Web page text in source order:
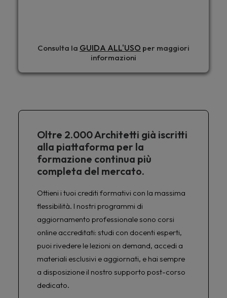
Consulta la GUIDA ALL'USO per maggiori
informazioni
Oltre 2.000 Architetti già iscritti
alla piattaforma per la
formazione continua più
completa del mercato.
Ottieni i tuoi crediti formativi con la massima
flessibilità. I nostri programmi di
aggiornamento professionale sono corsi
online accreditati: studi con docenti esperti,
puoi rivedere le lezioni on demand, accedi a
materiali esclusivi e aggiornati, e hai sempre
a disposizione il nostro supporto post-corso
dedicato.